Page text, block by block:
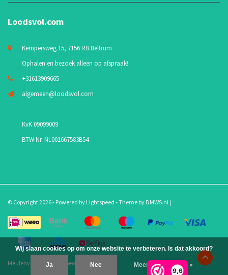
9,6
Loodsvol.com
Kempersweg 15, 7156 RB Beltrum
Ophalen en bezoek alleen op afspraak!
+31613909665
algemeen@loodsvol.com
KvK 09099009
BTW Nr. NL001667583B54
© Copyright 2026 - Powered by Lightspeed - Theme by DMWS.nl |
Meulenveld.com beoordelingen op
Wij slaan cookies op om onze website te verbeteren. Is dat akkoord?
Ja Nee Meer over cookies »